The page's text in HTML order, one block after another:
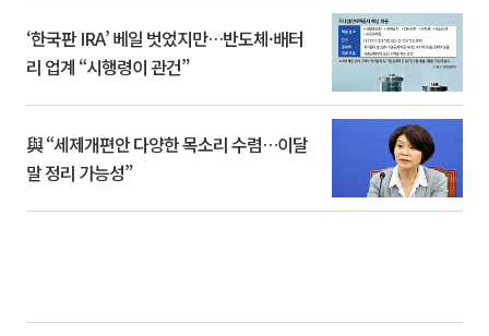
‘한국판 IRA’ 베일 벗었지만…반도체·배터
리 업계 “시행령이 관건”
與 “세제개편안 다양한 목소리 수렴…이달
말 정리 가능성”